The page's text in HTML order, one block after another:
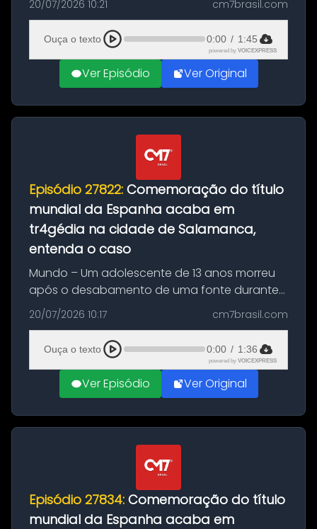
quilos de entorpecentes em uma
embarcação atracada no porto da cidade. O
materia...
20/07/2026 10:21 cm7brasil.com
Ouça o texto 0:00 / 1:45
powered by VOICEXPRESS
Ver Episódio Ver Original
Episódio 27822: Comemoração do título
mundial da Espanha acaba em
tr4gédia na cidade de Salamanca,
entenda o caso
Mundo – Um adolescente de 13 anos morreu
após o desabamento de uma fonte durante
as comemorações pelo título da Copa do
Mundo conquistado pela Espanha, em
Ciudad Rodrigo, na província de Salamanca,
no...
20/07/2026 10:17 cm7brasil.com
Ouça o texto 0:00 / 1:36
powered by VOICEXPRESS
Ver Episódio Ver Original
Episódio 27834: Comemoração do título
mundial da Espanha acaba em